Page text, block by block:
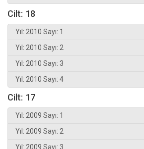
Cilt: 18
Yıl: 2010 Sayı: 1
Yıl: 2010 Sayı: 2
Yıl: 2010 Sayı: 3
Yıl: 2010 Sayı: 4
Cilt: 17
Yıl: 2009 Sayı: 1
Yıl: 2009 Sayı: 2
Yıl: 2009 Sayı: 3